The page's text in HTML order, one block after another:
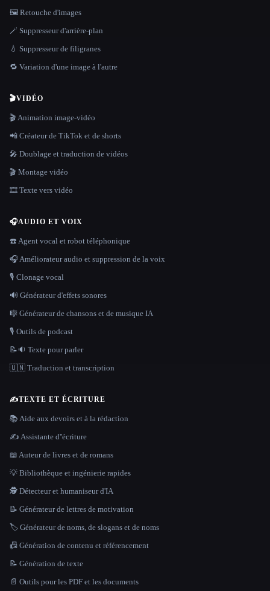
🖼️ Retouche d'images
🪄 Suppresseur d'arrière-plan
💧 Suppresseur de filigranes
🔁 Variation d'une image à l'autre
🎬VIDÉO
🎬 Animation image-vidéo
📲 Créateur de TikTok et de shorts
🎤 Doublage et traduction de vidéos
🎬 Montage vidéo
🎞️ Texte vers vidéo
🎧AUDIO ET VOIX
☎️ Agent vocal et robot téléphonique
🎧 Améliorateur audio et suppression de la voix
🎙️ Clonage vocal
🔊 Générateur d'effets sonores
🎼 Générateur de chansons et de musique IA
🎙️ Outils de podcast
📝🔉 Texte pour parler
🇺🇳 Traduction et transcription
✍️TEXTE ET ÉCRITURE
📚 Aide aux devoirs et à la rédaction
✍️ Assistante d''écriture
📖 Auteur de livres et de romans
💡 Bibliothèque et ingénierie rapides
🕵️ Détecteur et humaniseur d'IA
📝 Générateur de lettres de motivation
🏷️ Générateur de noms, de slogans et de noms
📠 Génération de contenu et référencement
📝 Génération de texte
📄 Outils pour les PDF et les documents